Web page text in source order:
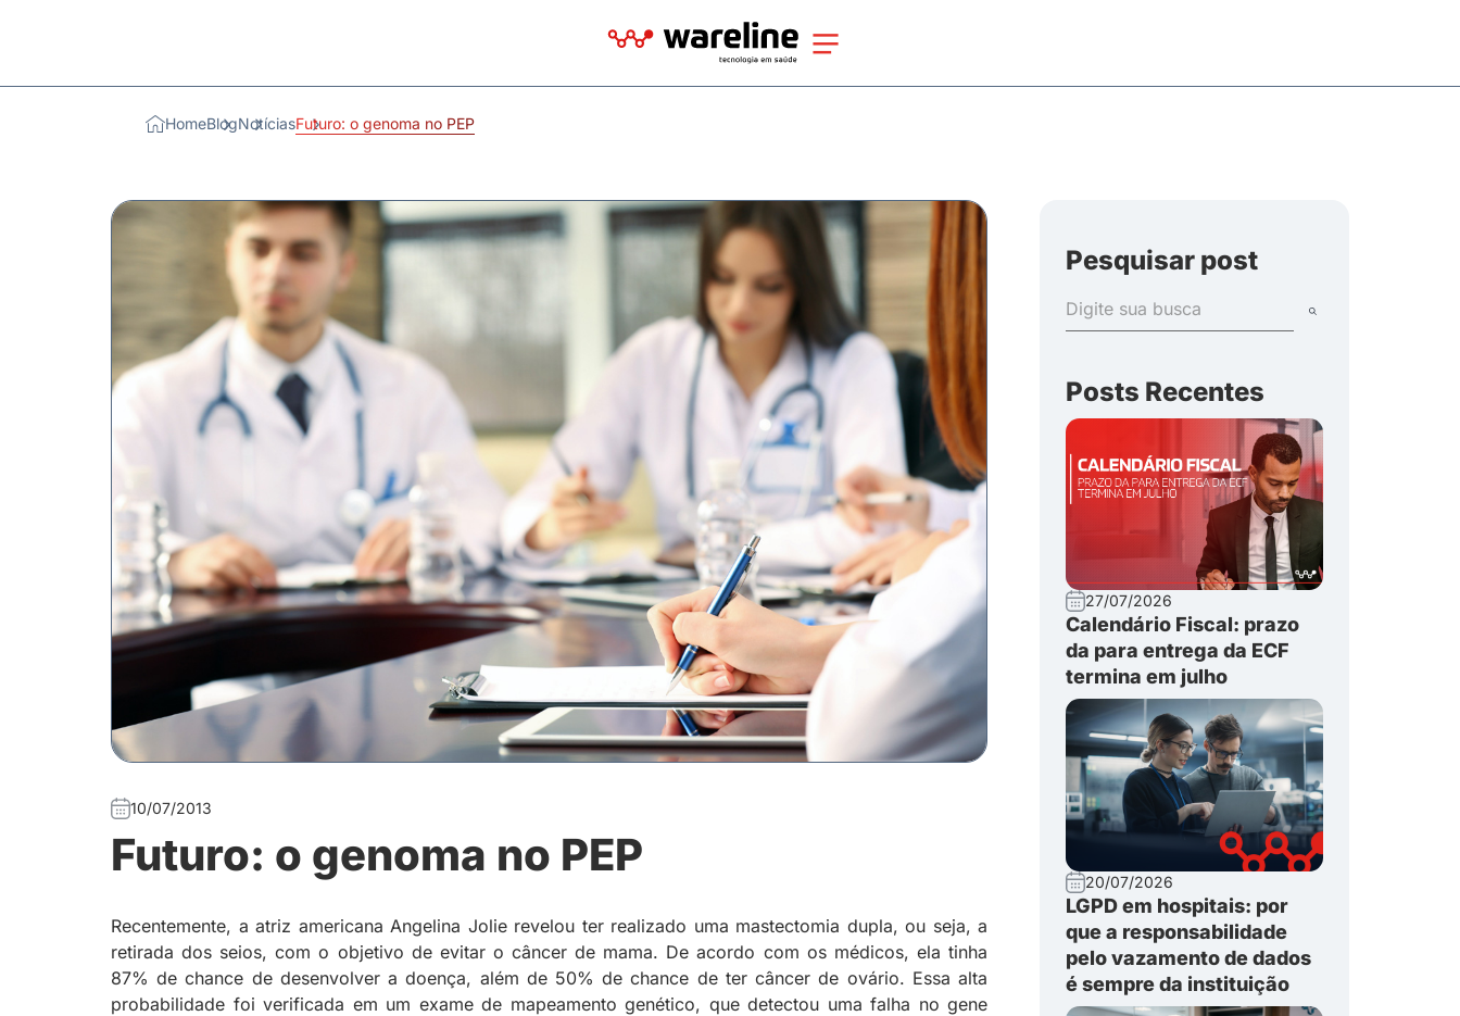
HomeBlogNotíciasFuturo: o genoma no PEP
10/07/2013
Futuro: o genoma no PEP
Recentemente, a atriz americana Angelina Jolie revelou ter realizado uma mastectomia dupla, ou seja, a
retirada dos seios, com o objetivo de evitar o câncer de mama. De acordo com os médicos, ela tinha
87% de chance de desenvolver a doença, além de 50% de chance de ter câncer de ovário. Essa alta
probabilidade foi verificada em um exame de mapeamento genético, que detectou uma falha no gene
Pesquisar post
Posts Recentes
27/07/2026
Calendário Fiscal: prazo
da para entrega da ECF
termina em julho
20/07/2026
LGPD em hospitais: por
que a responsabilidade
pelo vazamento de dados
é sempre da instituição